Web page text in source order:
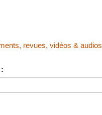
revues, vidéos & audios